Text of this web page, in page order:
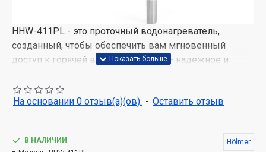
HHW-411PL - это проточный водонагреватель,
созданный, чтобы обеспечить вам мгновенный
доступ к горячей воде. Эта модель - надежное и
горячей воде.
Модель HHW-411PL изготовлена в стильном белом
корпусе, который выглядит великолепно в любом
На основании 0 отзыв(а)(ов). - Оставить отзыв
В НАЛИЧИИ
Hölmer